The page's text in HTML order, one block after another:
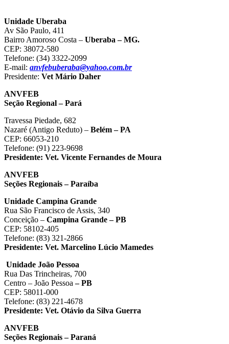
Unidade Uberaba
Av São Paulo, 411
Bairro Amoroso Costa – Uberaba – MG.
CEP: 38072-580
Telefone: (34) 3322-2099
E-mail: anvfebuberaba@yahoo.com.br
Presidente: Vet Mário Daher
ANVFEB
Seção Regional – Pará
Travessa Piedade, 682
Nazaré (Antigo Reduto) – Belém – PA
CEP: 66053-210
Telefone: (91) 223-9698
Presidente: Vet. Vicente Fernandes de Moura
ANVFEB
Seções Regionais – Paraíba
Unidade Campina Grande
Rua São Francisco de Assis, 340
Conceição – Campina Grande – PB
CEP: 58102-405
Telefone: (83) 321-2866
Presidente: Vet. Marcelino Lúcio Mamedes
Unidade João Pessoa
Rua Das Trincheiras, 700
Centro – João Pessoa– PB
CEP: 58011-000
Telefone: (83) 221-4678
Presidente: Vet. Otávio da Silva Guerra
ANVFEB
Seções Regionais – Paraná